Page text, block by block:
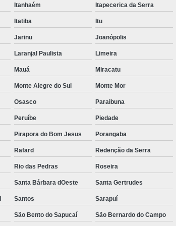
Itanhaém Itapecerica da Serra
Itatiba Itu
Jarinu Joanópolis
Laranjal Paulista Limeira
Mauá Miracatu
Monte Alegre do Sul Monte Mor
Osasco Paraibuna
Peruíbe Piedade
Pirapora do Bom Jesus Porangaba
Rafard Redenção da Serra
Rio das Pedras Roseira
Santa Bárbara dOeste Santa Gertrudes
Santos Sarapuí
São Bento do Sapucaí São Bernardo do Campo